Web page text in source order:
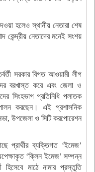
হলেও স্থানীয় নেতারা শেষ
কেন্দ্রীয় নেতাদের মনেই সংশয়
সরকার বিগত আওয়ামী লীগ
বরখাস্ত করে এবং জেলা ও
সিংহভাগ প্রতিনিধি পলাতক
পালন করছেন। এই প্রশাসনিক
উপজেলা ও সিটি করপোরেশন
প্রার্থীর ব্যক্তিগত ‘ইমেজ’
‘ক্লিন ইমেজ’ সম্পন্ন
হিসেবে মাঠে নামার প্রস্তুতি